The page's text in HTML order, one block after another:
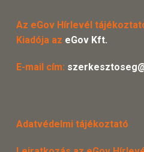
Az eGov Hírlevél
Kiadója az eGov Kft.
E-mail cím:
Adatvédelmi tájékoztató